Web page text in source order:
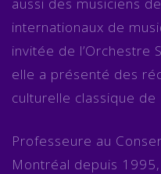
internationaux de
invitée de l’Orchestre
elle a présenté des
culturelle classique de
Professeure au
Montréal depuis